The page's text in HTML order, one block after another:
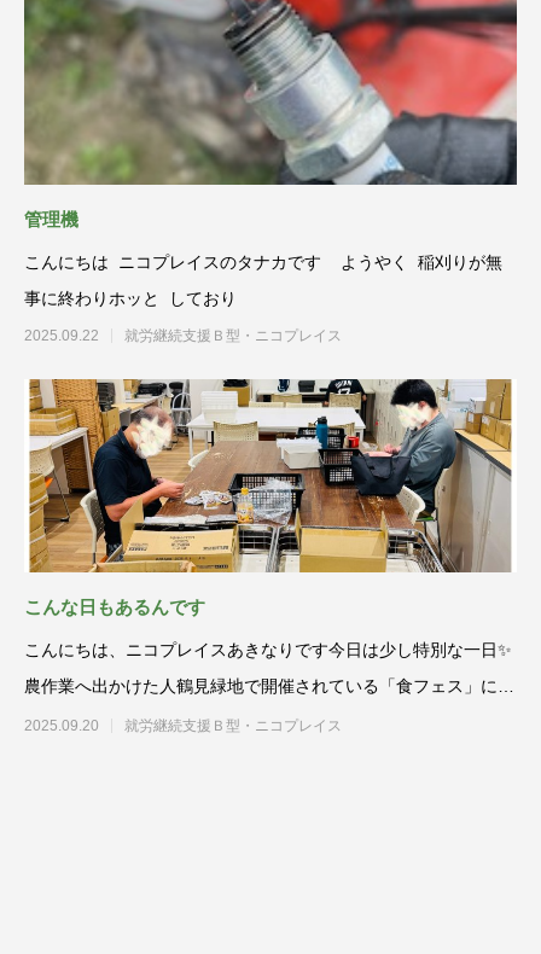
管理機
こんにちは ニコプレイスのタナカです ようやく 稲刈りが無
事に終わりホッと しており
2025.09.22 就労継続支援Ｂ型・ニコプレイス
こんな日もあるんです
こんにちは、ニコプレイスあきなりです今日は少し特別な一日✨
農作業へ出かけた人鶴見緑地で開催されている「食フェス」に参
加してい
2025.09.20 就労継続支援Ｂ型・ニコプレイス